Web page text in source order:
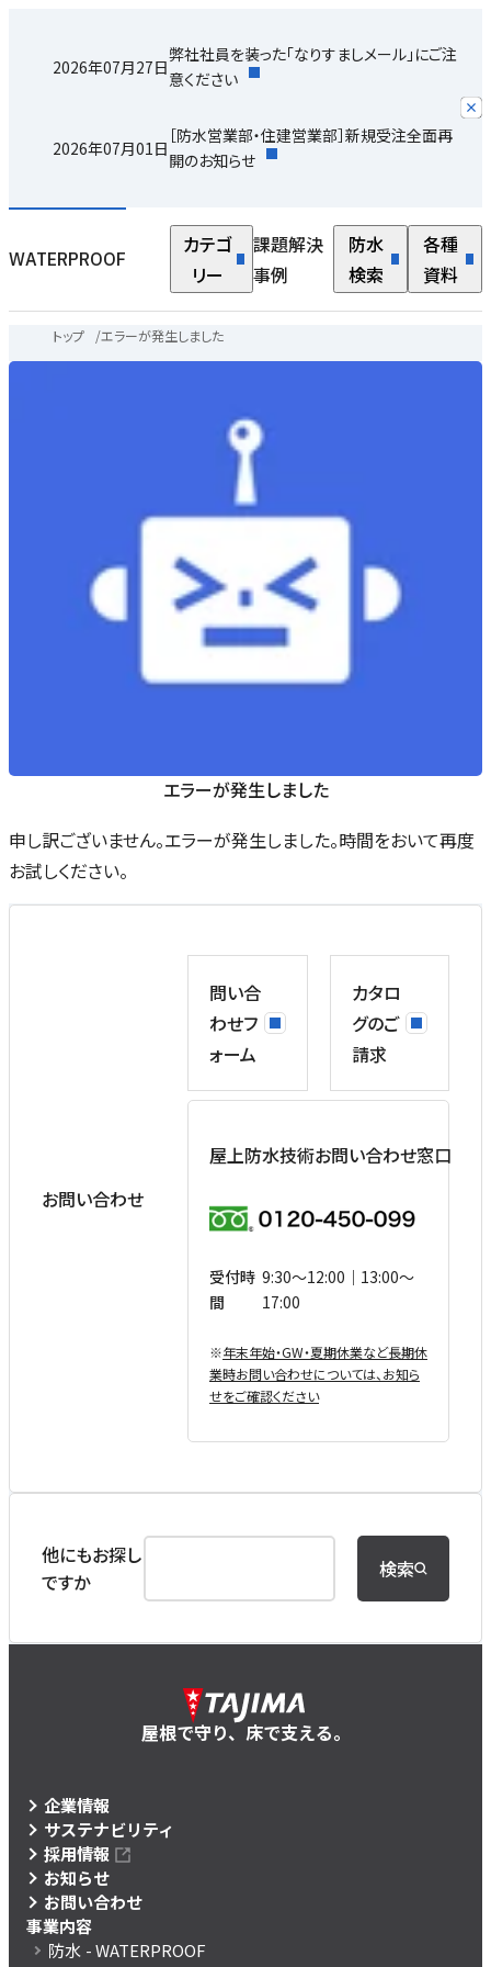
2026年07月27日
弊社社員を装った「なりすましメール」にご注
意ください
2026年07月01日
［防水営業部・住建営業部］新規受注全面再
開のお知らせ
WATERPROOF
カテゴ
リー
課題解決
事例
防水
検索
各種
資料
トップ /エラーが発生しました
エラーが発生しました
申し訳ございません。エラーが発生しました。時間をおいて再度
お試しください。
お問い合わせ
問い合
わせフ
ォーム
カタロ
グのご
請求
屋上防水技術お問い合わせ窓口
受付時
間
9:30〜12:00｜13:00〜
17:00
※年末年始・GW・夏期休業など⻑期休
業時お問い合わせについては、お知ら
せをご確認ください
他にもお探し
ですか
検索
屋根で守り、床で支える。
企業情報
サステナビリティ
採用情報
お知らせ
お問い合わせ
事業内容
防水 - WATERPROOF